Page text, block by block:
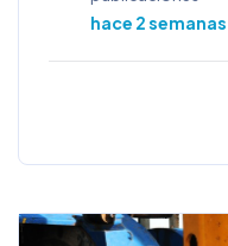
hace 2 semanas